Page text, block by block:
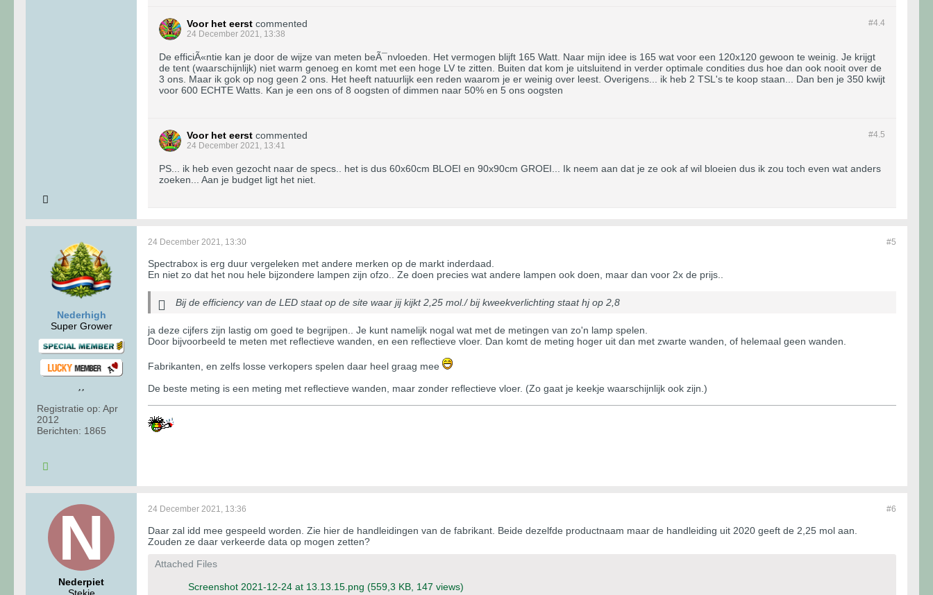
#4. 4
Voor het eerst commented
24 December 2021, 13:38
De efficiÃ«ntie kan je door de wijze van meten beÃ¯nvloeden. Het vermogen blijft 165 Watt. Naar mijn idee is 165 wat voor een 120x120 gewoon te weinig. Je krijgt
de tent (waarschijnlijk) niet warm genoeg en komt met een hoge LV te zitten. Buiten dat kom je uitsluitend in verder optimale condities dus hoe dan ook nooit over de
3 ons. Maar ik gok op nog geen 2 ons. Het heeft natuurlijk een reden waarom je er weinig over leest. Overigens... ik heb 2 TSL's te koop staan... Dan ben je 350 kwijt
voor 600 ECHTE Watts. Kan je een ons of 8 oogsten of dimmen naar 50% en 5 ons oogsten
#4. 5
Voor het eerst commented
24 December 2021, 13:41
PS... ik heb even gezocht naar de specs.. het is dus 60x60cm BLOEI en 90x90cm GROEI... Ik neem aan dat je ze ook af wil bloeien dus ik zou toch even wat anders
zoeken... Aan je budget ligt het niet.
Nederhigh
Super Grower
Registratie op: Apr
2012
Berichten: 1865
#5
24 December 2021, 13:30
Spectrabox is erg duur vergeleken met andere merken op de markt inderdaad.
En niet zo dat het nou hele bijzondere lampen zijn ofzo.. Ze doen precies wat andere lampen ook doen, maar dan voor 2x de prijs..
Bij de efficiency van de LED staat op de site waar jij kijkt 2,25 mol./ bij kweekverlichting staat hj op 2,8
ja deze cijfers zijn lastig om goed te begrijpen.. Je kunt namelijk nogal wat met de metingen van zo'n lamp spelen.
Door bijvoorbeeld te meten met reflectieve wanden, en een reflectieve vloer. Dan komt de meting hoger uit dan met zwarte wanden, of helemaal geen wanden.
Fabrikanten, en zelfs losse verkopers spelen daar heel graag mee
De beste meting is een meting met reflectieve wanden, maar zonder reflectieve vloer. (Zo gaat je keekje waarschijnlijk ook zijn.)
Nederpiet
#6
24 December 2021, 13:36
Daar zal idd mee gespeeld worden. Zie hier de handleidingen van de fabrikant. Beide dezelfde productnaam maar de handleiding uit 2020 geeft de 2,25 mol aan.
Zouden ze daar verkeerde data op mogen zetten?
Attached Files
Screenshot 2021-12-24 at 13.13.15.png (559,3 KB, 147 views)